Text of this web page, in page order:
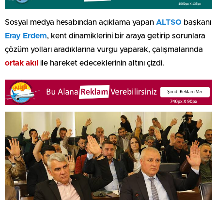
Sosyal medya hesabından açıklama yapan ALTSO başkanı
Eray Erdem, kent dinamiklerini bir araya getirip sorunlara
çözüm yolları aradıklarına vurgu yaparak, çalışmalarında
ortak akıl ile hareket edeceklerinin altını çizdi.